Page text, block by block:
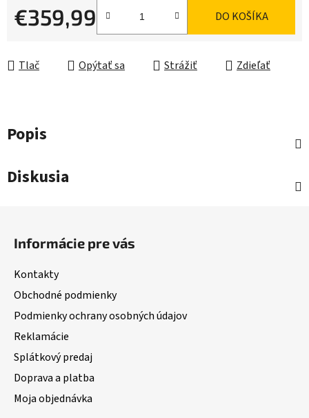
€359,99 DO KOŠÍKA
Tlač Opýtať sa Strážiť Zdieľať
Popis
Diskusia
Informácie pre vás
Kontakty
Obchodné podmienky
Podmienky ochrany osobných údajov
Reklamácie
Splátkový predaj
Doprava a platba
Moja objednávka